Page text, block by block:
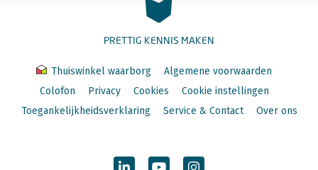
PRETTIG KENNIS MAKEN
Thuiswinkel waarborg
Algemene voorwaarden
Colofon
Privacy Cookies
Cookie instellingen
Toegankelijkheidsverklaring
Service & Contact Over ons